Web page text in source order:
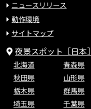
ニュースリリース
動作環境
サイトマップ
夜景スポット［日本］
北海道 青森県
秋田県
山形県
栃木県
群馬県
埼玉県
千葉県